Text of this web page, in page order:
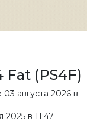
Fat (PS4F)
03 августа 2026 в
в 11:47